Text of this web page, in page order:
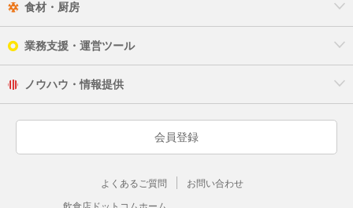
食材・厨房
業務支援・運営ツール
ノウハウ・情報提供
会員登録
よくあるご質問 お問い合わせ